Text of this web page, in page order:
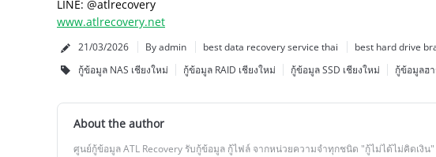
LINE: @atlrecovery
www.atlrecovery.net
21/03/2026 By admin best data recovery service thai
best hard drive
กู้ข้อมูล NAS เชียงใหม่
กู้ข้อมูล RAID เชียงใหม่ กู้ข้อมูล SSD เชียงใหม่ กู้ข้อมูลฮ
About the author
ศูนย์กู้ข้อมูล ATL Recovery รับกู้ข้อมูล กู้ไฟล์ จากหน่วยความจำทุกชนิด "กู้ไม่ได้ไม่คิดเงิน